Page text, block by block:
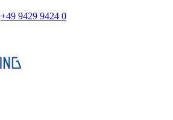
+49 9429 9424 0